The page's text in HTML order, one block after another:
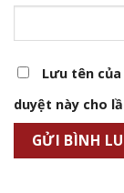
Lưu tên
duyệt này cho